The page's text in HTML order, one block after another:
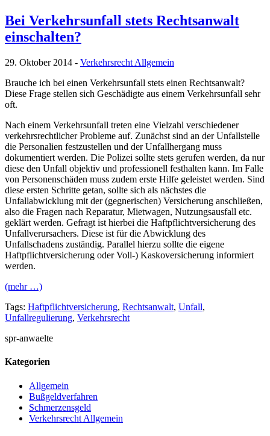
Bei Verkehrsunfall stets Rechtsanwalt
einschalten?
29. Oktober 2014 - Verkehrsrecht Allgemein
Brauche ich bei einen Verkehrsunfall stets einen Rechtsanwalt?
Diese Frage stellen sich Geschädigte aus einem Verkehrsunfall sehr
oft.
Nach einem Verkehrsunfall treten eine Vielzahl verschiedener
verkehrsrechtlicher Probleme auf. Zunächst sind an der Unfallstelle
die Personalien festzustellen und der Unfallhergang muss
dokumentiert werden. Die Polizei sollte stets gerufen werden, da nur
diese den Unfall objektiv und professionell festhalten kann. Im Falle
von Personenschäden muss zudem erste Hilfe geleistet werden. Sind
diese ersten Schritte getan, sollte sich als nächstes die
Unfallabwicklung mit der (gegnerischen) Versicherung anschließen,
also die Fragen nach Reparatur, Mietwagen, Nutzungsausfall etc.
geklärt werden. Gefragt ist hierbei die Haftpflichtversicherung des
Unfallverursachers. Diese ist für die Abwicklung des
Unfallschadens zuständig. Parallel hierzu sollte die eigene
Haftpflichtversicherung oder Voll-) Kaskoversicherung informiert
werden.
(mehr …)
Tags: Haftpflichtversicherung, Rechtsanwalt, Unfall,
Unfallregulierung, Verkehrsrecht
spr-anwaelte
Kategorien
Allgemein
Bußgeldverfahren
Schmerzensgeld
Verkehrsrecht Allgemein